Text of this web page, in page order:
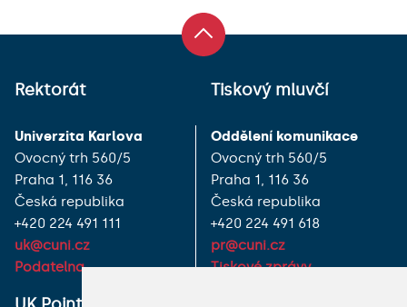
Rektorát
Univerzita Karlova
Ovocný trh 560/5
Praha 1, 116 36
Česká republika
+420 224 491 111
uk@cuni.cz
Podatelna
Tiskový mluvčí
Oddělení komunikace
Ovocný trh 560/5
Praha 1, 116 36
Česká republika
+420 224 491 618
pr@cuni.cz
Tiskové zprávy